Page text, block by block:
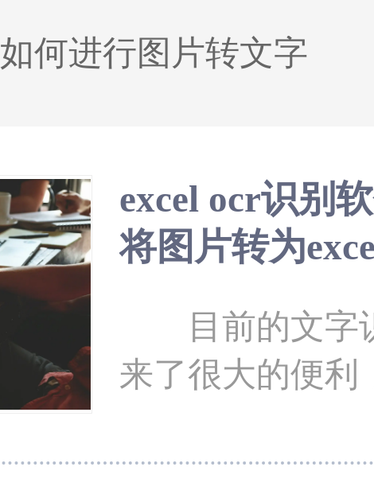
如何进行图片转文字
excel ocr识别
将图片转为
目前的文字识
来了很大的便利
功能都是不一样